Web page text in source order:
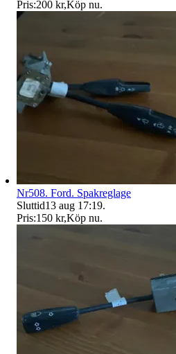
Pris:200 kr,Köp nu.
Nr508. Ford. Spakreglage
Sluttid13 aug 17:19.
Pris:150 kr,Köp nu.